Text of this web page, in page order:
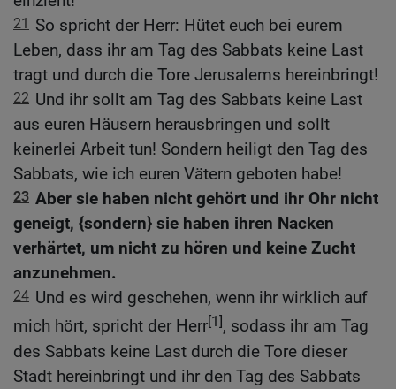
21
So spricht der Herr: Hütet euch bei eurem
Leben, dass ihr am Tag des Sabbats keine Last
tragt und durch die Tore Jerusalems hereinbringt!
22 Und ihr sollt am Tag des Sabbats keine Last
aus euren Häusern herausbringen und sollt
keinerlei Arbeit tun! Sondern heiligt den Tag des
Sabbats, wie ich euren Vätern geboten habe!
23 Aber sie haben nicht gehört und ihr Ohr nicht
geneigt, {sondern} sie haben ihren Nacken
verhärtet, um nicht zu hören und keine Zucht
anzunehmen.
24 Und es wird geschehen, wenn ihr wirklich auf
mich hört, spricht der Herr[1], sodass ihr am Tag
des Sabbats keine Last durch die Tore dieser
Stadt hereinbringt und ihr den Tag des Sabbats